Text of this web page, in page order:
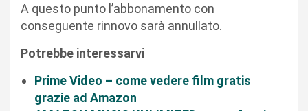
A questo punto l’abbonamento con
conseguente rinnovo sarà annullato.
Potrebbe interessarvi
Prime Video – come vedere film gratis
grazie ad Amazon